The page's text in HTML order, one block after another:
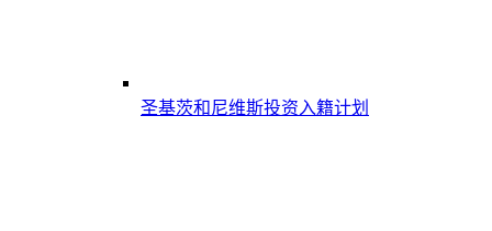
圣基茨和尼维斯投资入籍计划